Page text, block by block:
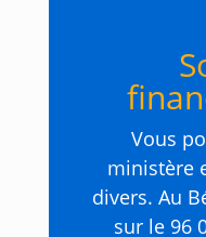
Vous
ministère
divers. Au
sur le 96